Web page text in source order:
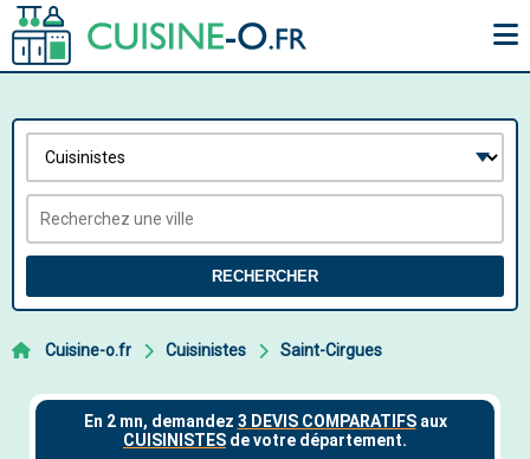
RECHERCHER
Cuisine-o.fr Cuisinistes Saint-Cirgues